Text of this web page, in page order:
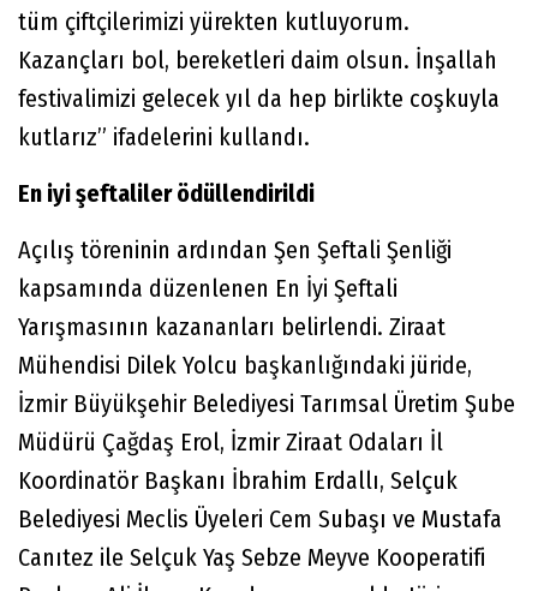
tüm çiftçilerimizi yürekten kutluyorum.
Kazançları bol, bereketleri daim olsun. İnşallah
festivalimizi gelecek yıl da hep birlikte coşkuyla
kutlarız” ifadelerini kullandı.
En iyi şeftaliler ödüllendirildi
Açılış töreninin ardından Şen Şeftali Şenliği
kapsamında düzenlenen En İyi Şeftali
Yarışmasının kazananları belirlendi. Ziraat
Mühendisi Dilek Yolcu başkanlığındaki jüride,
İzmir Büyükşehir Belediyesi Tarımsal Üretim Şube
Müdürü Çağdaş Erol, İzmir Ziraat Odaları İl
Koordinatör Başkanı İbrahim Erdallı, Selçuk
Belediyesi Meclis Üyeleri Cem Subaşı ve Mustafa
Canıtez ile Selçuk Yaş Sebze Meyve Kooperatifi